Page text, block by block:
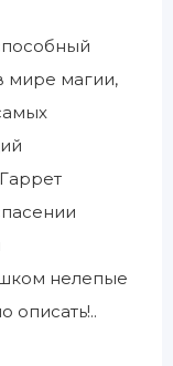
мире магии,
нелепые
описать!..